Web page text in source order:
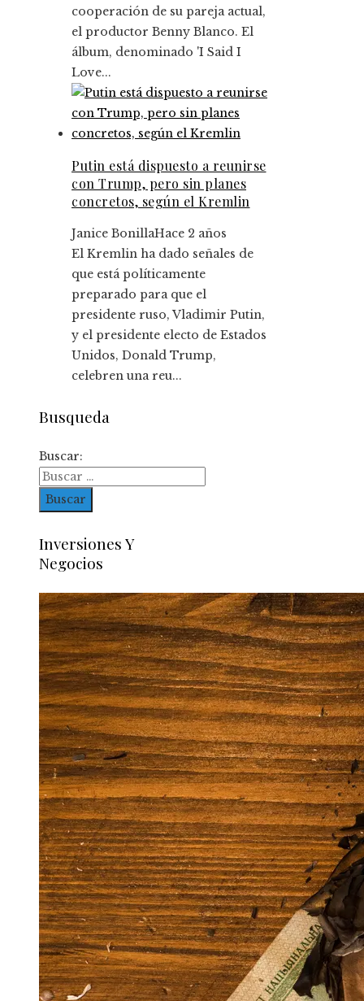
cooperación de su pareja actual,
el productor Benny Blanco. El
álbum, denominado 'I Said I
Love...
Putin está dispuesto a reunirse
con Trump, pero sin planes
concretos, según el Kremlin
Janice BonillaHace 2 años
El Kremlin ha dado señales de
que está políticamente
preparado para que el
presidente ruso, Vladimir Putin,
y el presidente electo de Estados
Unidos, Donald Trump,
celebren una reu...
Busqueda
Buscar:
Inversiones Y
Negocios